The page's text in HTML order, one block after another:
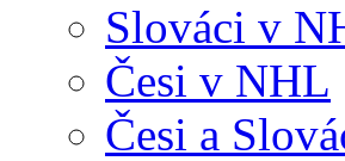
Slováci v
Česi v NHL
Česi a